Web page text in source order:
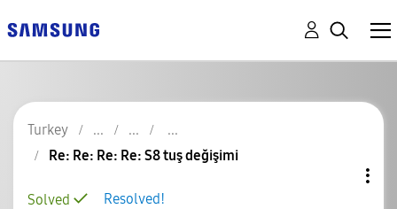
Turkey
Re: Re: Re: Re: S8 tuş değişimi
Resolved!
Solved